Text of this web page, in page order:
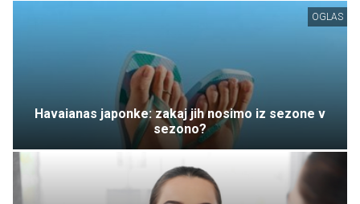
OGLAS
Havaianas japonke: zakaj jih nosimo iz sezone v
sezono?